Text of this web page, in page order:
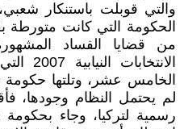
والتي قوبلت باستنكار
الحكومة التي كانت متورطة
من قضايا الفساد
الخامس عشر، وتلتها حكومة
لم يحتمل النظام وجودها،
رسمية لتركيا، وجاء بحكومة